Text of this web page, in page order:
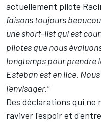
actuellement pilote
faisons toujours
une short-list qui est
pilotes que nous
longtemps pour prendre
Esteban est en lice.
l'envisager."
Des déclarations qui ne
raviver l'espoir et